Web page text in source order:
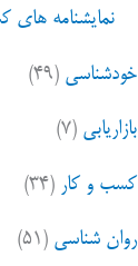
نمایشنامه های
خودشناسی (۴۹)
بازاریابی (۷)
کسب و کار (۳۴)
روان شناسی (۵۱)